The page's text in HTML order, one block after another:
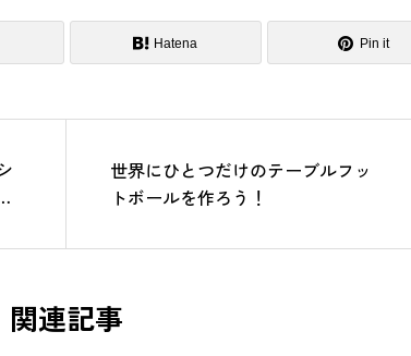
Hatena Pin it
世界にひとつだけのテーブルフッ
トボールを作ろう！
関連記事